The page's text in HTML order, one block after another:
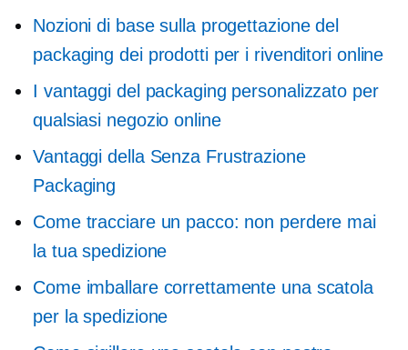
Nozioni di base sulla progettazione del
packaging dei prodotti per i rivenditori online
I vantaggi del packaging personalizzato per
qualsiasi negozio online
Vantaggi della Senza Frustrazione
Packaging
Come tracciare un pacco: non perdere mai
la tua spedizione
Come imballare correttamente una scatola
per la spedizione